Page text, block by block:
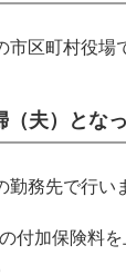
区町村役場
夫）とな
務先で行い
付加保険料